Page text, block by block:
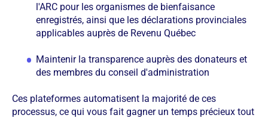
l'ARC pour les organismes de bienfaisance
enregistrés, ainsi que les déclarations provinciales
applicables auprès de Revenu Québec
Maintenir la transparence auprès des donateurs et
des membres du conseil d'administration
Ces plateformes automatisent la majorité de ces
processus, ce qui vous fait gagner un temps précieux tout